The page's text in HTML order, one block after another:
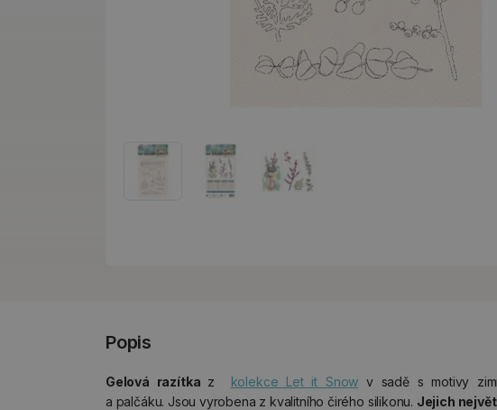
Popis
Gelová razítka z kolekce Let it Snow v sadě s motivy
a palčáku. Jsou vyrobena z kvalitního čirého silikonu. Jejich